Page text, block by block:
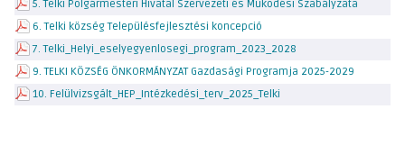
5. Telki Polgármesteri Hivatal Szervezeti és Működési Szabályzata
6. Telki község Településfejlesztési koncepció
7. Telki_Helyi_eselyegyenlosegi_program_2023_2028
9. TELKI KÖZSÉG ÖNKORMÁNYZAT Gazdasági Programja 2025-2029
10. Felülvizsgált_HEP_Intézkedési_terv_2025_Telki